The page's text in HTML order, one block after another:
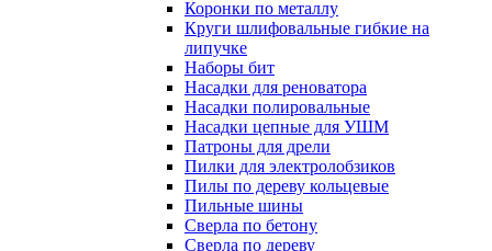
Коронки по металлу
Круги шлифовальные гибкие на
липучке
Наборы бит
Насадки для реноватора
Насадки полировальные
Насадки цепные для УШМ
Патроны для дрели
Пилки для электролобзиков
Пилы по дереву кольцевые
Пильные шины
Сверла по бетону
Сверла по дереву